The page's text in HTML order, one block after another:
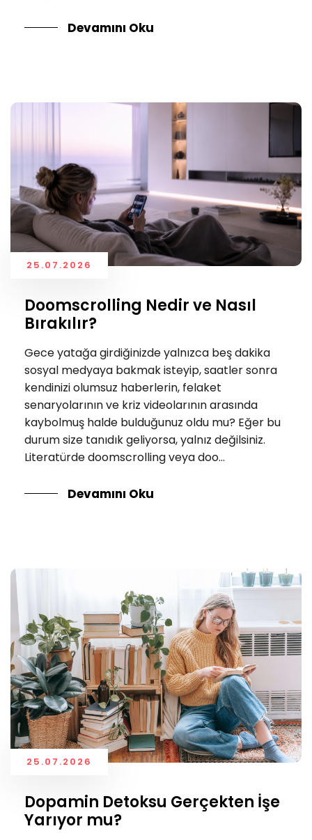
Devamını Oku
25.07.2026
Doomscrolling Nedir ve Nasıl
Bırakılır?
Gece yatağa girdiğinizde yalnızca beş dakika
sosyal medyaya bakmak isteyip, saatler sonra
kendinizi olumsuz haberlerin, felaket
senaryolarının ve kriz videolarının arasında
kaybolmuş halde bulduğunuz oldu mu? Eğer bu
durum size tanıdık geliyorsa, yalnız değilsiniz.
Literatürde doomscrolling veya doo...
Devamını Oku
25.07.2026
Dopamin Detoksu Gerçekten İşe
Yarıyor mu?